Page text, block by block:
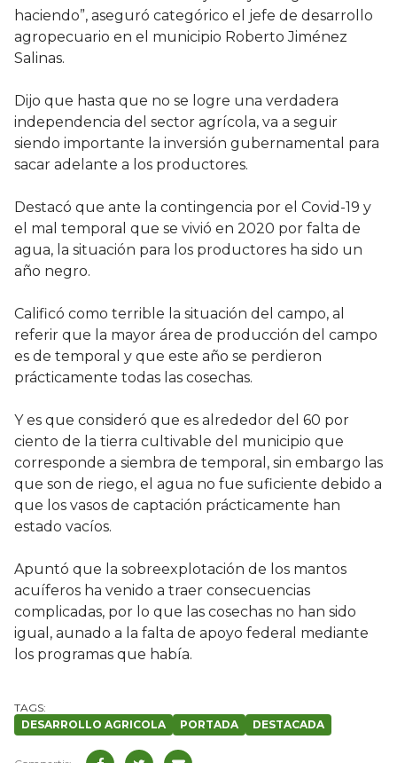
haciendo”, aseguró categórico el jefe de desarrollo
agropecuario en el municipio Roberto Jiménez
Salinas.
Dijo que hasta que no se logre una verdadera
independencia del sector agrícola, va a seguir
siendo importante la inversión gubernamental para
sacar adelante a los productores.
Destacó que ante la contingencia por el Covid-19 y
el mal temporal que se vivió en 2020 por falta de
agua, la situación para los productores ha sido un
año negro.
Calificó como terrible la situación del campo, al
referir que la mayor área de producción del campo
es de temporal y que este año se perdieron
prácticamente todas las cosechas.
Y es que consideró que es alrededor del 60 por
ciento de la tierra cultivable del municipio que
corresponde a siembra de temporal, sin embargo las
que son de riego, el agua no fue suficiente debido a
que los vasos de captación prácticamente han
estado vacíos.
Apuntó que la sobreexplotación de los mantos
acuíferos ha venido a traer consecuencias
complicadas, por lo que las cosechas no han sido
igual, aunado a la falta de apoyo federal mediante
los programas que había.
DESARROLLO AGRICOLA PORTADA DESTACADA